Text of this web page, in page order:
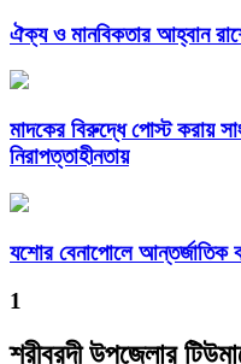
ঐক্য ও মানবিকতার আহ্বান
মাদকের বিরুদ্ধে পোস্ট করায়
নিরাপত্তাহীনতায়
যশোর বেনাপোলে আন্তর্জাতিক
1
শ্রীবরদী উপজেলার